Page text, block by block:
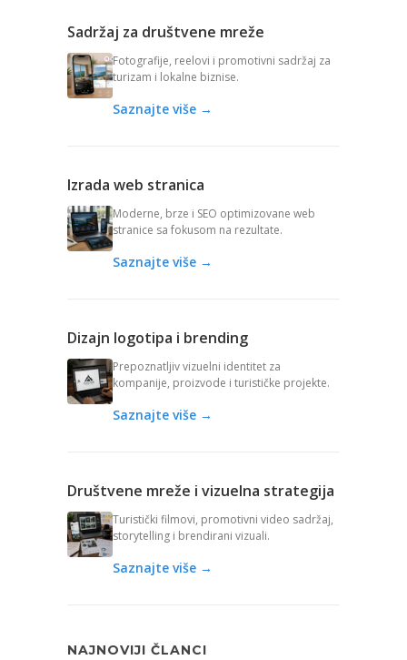
Sadržaj za društvene mreže
Fotografije, reelovi i promotivni sadržaj za
turizam i lokalne biznise.
Saznajte više →
Izrada web stranica
Moderne, brze i SEO optimizovane web
stranice sa fokusom na rezultate.
Saznajte više →
Dizajn logotipa i brending
Prepoznatljiv vizuelni identitet za
kompanije, proizvode i turističke projekte.
Saznajte više →
Društvene mreže i vizuelna strategija
Turistički filmovi, promotivni video sadržaj,
storytelling i brendirani vizuali.
Saznajte više →
NAJNOVIJI ČLANCI